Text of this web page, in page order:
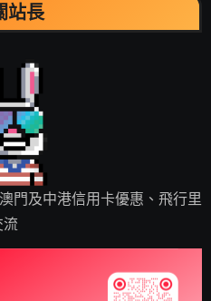
站長
門及中港信用卡優惠、飛行里